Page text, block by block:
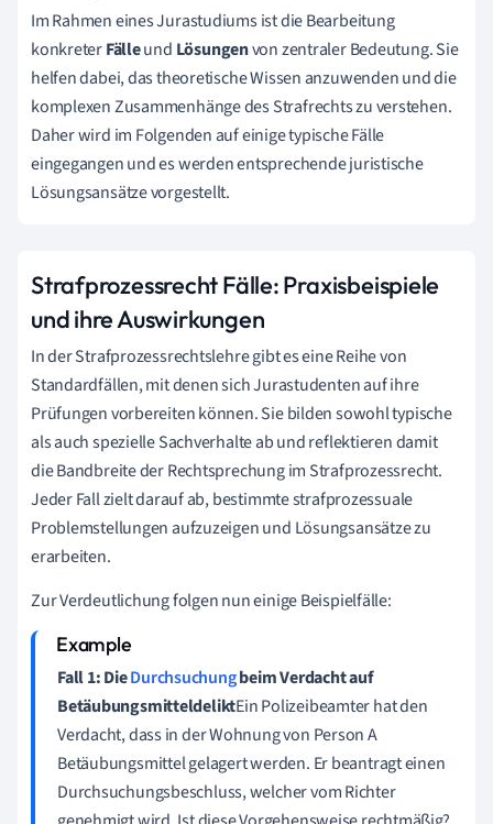
Im Rahmen eines Jurastudiums ist die Bearbeitung
konkreterFälleund Lösungenvon zentraler Bedeutung. Sie
helfen dabei, das theoretische Wissen anzuwenden und die
komplexen Zusammenhänge des Strafrechts zu verstehen.
Daher wird im Folgenden auf einige typische Fälle
eingegangen und es werden entsprechende juristische
Lösungsansätze vorgestellt.
Strafprozessrecht Fälle: Praxisbeispiele
und ihre Auswirkungen
In der Strafprozessrechtslehre gibt es eine Reihe von
Standardfällen, mit denen sich Jurastudenten auf ihre
Prüfungen vorbereiten können. Sie bilden sowohl typische
als auch spezielle Sachverhalte ab und reflektieren damit
die Bandbreite der Rechtsprechung im Strafprozessrecht.
Jeder Fall zielt darauf ab, bestimmte strafprozessuale
Problemstellungen aufzuzeigen und Lösungsansätze zu
erarbeiten.
Zur Verdeutlichung folgen nun einige Beispielfälle:
Fall 1: DieDurchsuchungbeim Verdacht auf
BetäubungsmitteldeliktEin Polizeibeamter hat den
Verdacht, dass in der Wohnung von Person A
Betäubungsmittel gelagert werden. Er beantragt einen
Durchsuchungsbeschluss, welcher vom Richter